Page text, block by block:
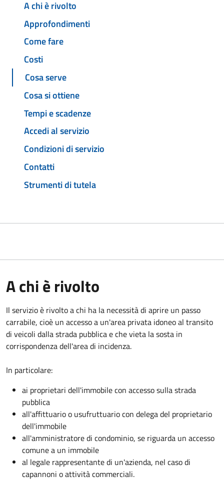
A chi è rivolto
Approfondimenti
Come fare
Costi
Cosa serve
Cosa si ottiene
Tempi e scadenze
Accedi al servizio
Condizioni di servizio
Contatti
Strumenti di tutela
A chi è rivolto
Il servizio è rivolto a chi ha la necessità di aprire un passo
carrabile, cioè un accesso a un'area privata idoneo al transito
di veicoli dalla strada pubblica e che vieta la sosta in
corrispondenza dell'area di incidenza.
In particolare:
ai proprietari dell'immobile con accesso sulla strada
pubblica
all'affittuario o usufruttuario con delega del proprietario
dell'immobile
all'amministratore di condominio, se riguarda un accesso
comune a un immobile
al legale rappresentante di un'azienda, nel caso di
capannoni o attività commerciali.